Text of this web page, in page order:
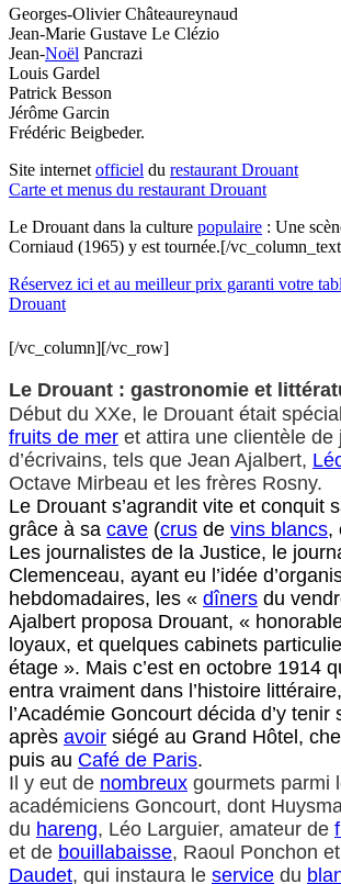
Georges-Olivier Châteaureynaud
Jean-Marie Gustave Le Clézio
Jean-Noël Pancrazi
Louis Gardel
Patrick Besson
Jérôme Garcin
Frédéric Beigbeder.
Site internet officiel du restaurant Drouant
Carte et menus du restaurant Drouant
Le Drouant dans la culture populaire : Une
Corniaud (1965) y est tournée.[/
Réservez ici et au meilleur prix garanti votre
Drouant
[/vc_column][/vc_row]
Le Drouant : gastronomie et
Début du XXe, le Drouant était
fruits de mer et attira une clientèle de
d’écrivains, tels que Jean Ajalbert,
Octave Mirbeau et les frères Rosny.
Le Drouant s’agrandit vite et conquit
grâce à sa cave (crus de vins blancs,
Les journalistes de la Justice, le
Clemenceau, ayant eu l’idée
hebdomadaires, les « dîners du
Ajalbert proposa Drouant, «
loyaux, et quelques cabinets
étage ». Mais c’est en octobre 1914
entra vraiment dans l’histoire
l’Académie Goncourt décida d’y tenir
après avoir siégé au Grand Hôtel,
puis au Café de Paris.
Il y eut de nombreux gourmets parmi
académiciens Goncourt, dont
du hareng, Léo Larguier, amateur de
et de bouillabaisse, Raoul Ponchon
Daudet, qui instaura le service du